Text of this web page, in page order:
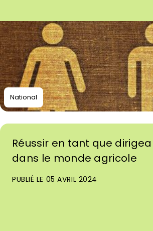
National
Réussir en tant que
dans le monde agricole
PUBLIÉ LE 05 AVRIL 2024